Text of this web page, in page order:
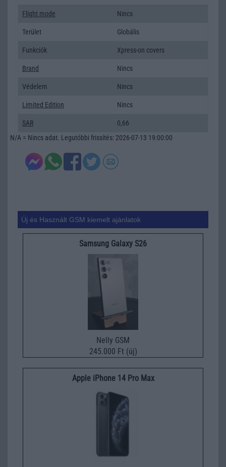
Flight mode Nincs
Terület Globális
Funkciók Xpress-on covers
Brand Nincs
Védelem Nincs
Limited Edition Nincs
SAR
0,66
N/A = Nincs adat. Legutóbbi frissítés: 2026-07-13 19:00:00
Új és Használt GSM kiemelt ajánlatok
Samsung Galaxy S26
Nelly GSM
245.000 Ft (új)
Apple iPhone 14 Pro Max